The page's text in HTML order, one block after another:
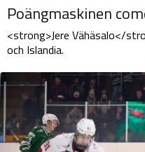
Poängmaskinen
<strong>Jere Vähäsalo</
och Islandia.